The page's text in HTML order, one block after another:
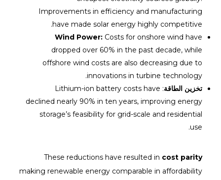
Improvements in efficiency and manufacturing
have made solar energy highly competitive.
Wind Power: Costs for onshore wind have
dropped over 60% in the past decade, while
offshore wind costs are also decreasing due to
innovations in turbine technology.
تخزين الطاقة : Lithium-ion battery costs have
declined nearly 90% in ten years, improving energy
storage’s feasibility for grid-scale and residential
use.
These reductions have resulted in cost parity
making renewable energy comparable in affordability